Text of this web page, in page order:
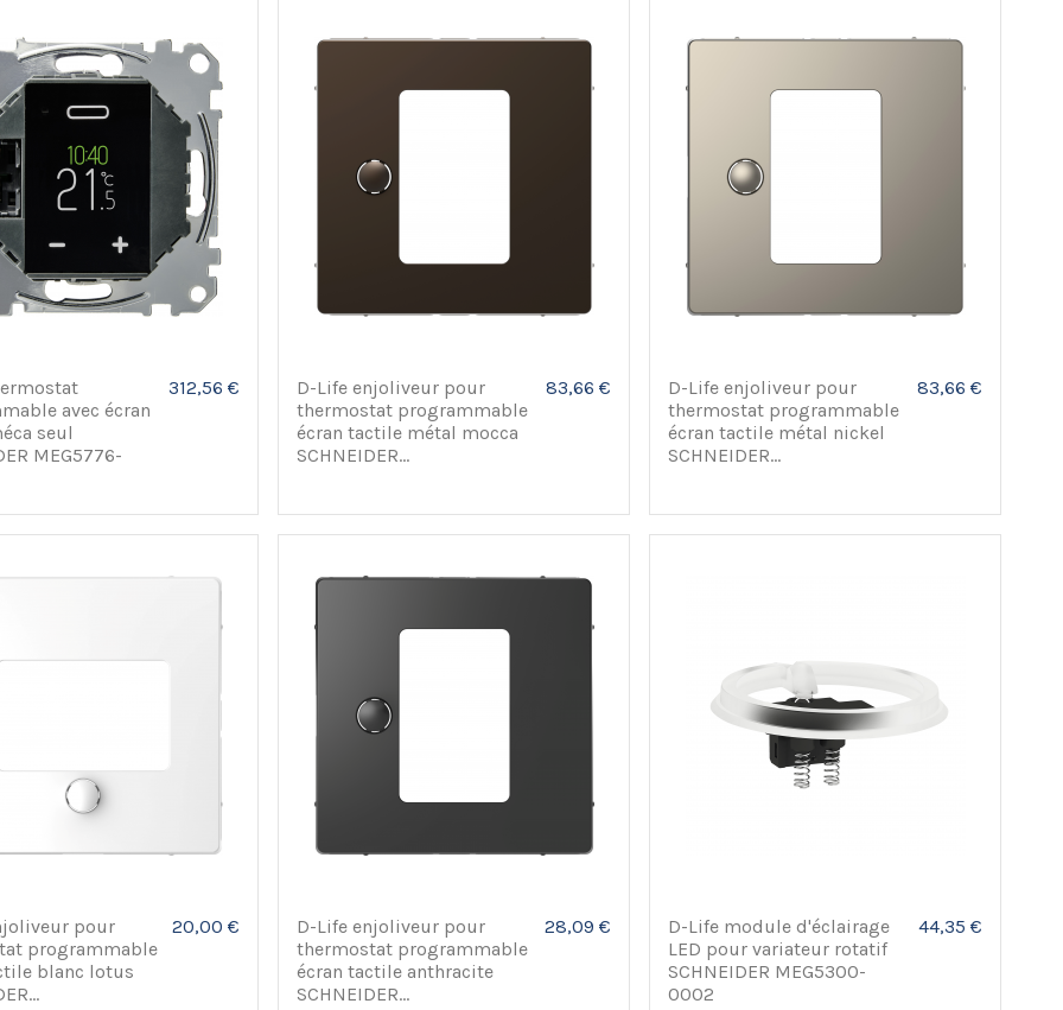
avec écran
seul
MEG5776-
312,56 €
D-Life enjoliveur pour
thermostat programmable
écran tactile métal mocca
SCHNEIDER...
83,66 €
D-Life enjoliveur pour
thermostat programmable
écran tactile métal nickel
SCHNEIDER...
83,66 €
pour
programmable
blanc lotus
20,00 €
D-Life enjoliveur pour
thermostat programmable
écran tactile anthracite
SCHNEIDER...
28,09 €
D-Life module d'éclairage
LED pour variateur rotatif
SCHNEIDER MEG5300-
0002
44,35 €